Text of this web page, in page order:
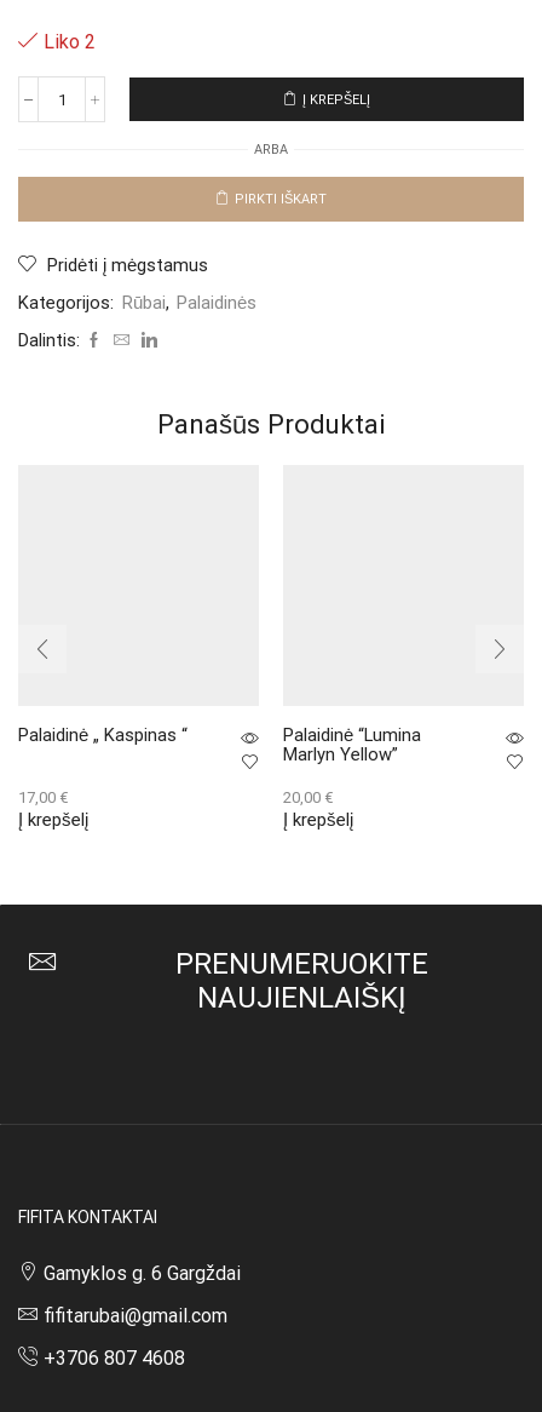
Liko 2
produkto
"Grey
Į KREPŠELĮ
ARBA
PIRKTI IŠKART
Pridėti į mėgstamus
Kategorijos: Rūbai, Palaidinės
Dalintis:
Panašūs Produktai
Palaidinė „ Kaspinas “
17,00 €
Į krepšelį
Palaidinė “Lumina
Marlyn Yellow”
20,00 €
Į krepšelį
PRENUMERUOKITE
NAUJIENLAIŠKĮ
FIFITA KONTAKTAI
Gamyklos g. 6 Gargždai
fifitarubai@gmail.com
+3706 807 4608